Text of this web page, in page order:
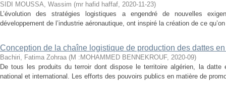
SIDI MOUSSA, Wassim (mr hafid haffaf, 2020-11-23)
L’évolution des stratégies logistiques a engendré de nouvelles
développement de l’industrie aéronautique, ont inspiré la création de ce
Conception de la chaîne logistique de production des dattes
Bachiri, Fatima Zohraa (M :MOHAMMED BENNEKROUF, 2020-09)
De tous les produits du terroir dont dispose le territoire algérien, la datte
national et international. Les efforts des pouvoirs publics en matière de